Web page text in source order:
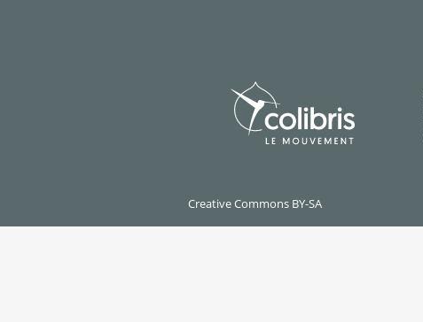
Creative Commons BY-SA